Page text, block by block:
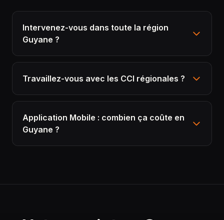
Intervenez-vous dans toute la région
Guyane ?
Travaillez-vous avec les CCI régionales ?
Application Mobile : combien ça coûte en
Guyane ?